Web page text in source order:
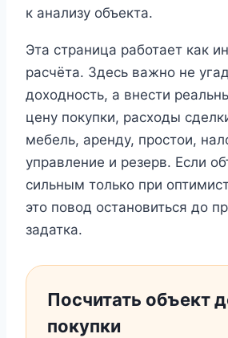
к анализу объекта.
Эта страница работает как
расчёта. Здесь важно не
доходность, а внести
цену покупки, расходы
мебель, аренду, простои,
управление и резерв. Если
сильным только при
это повод остановиться до
задатка.
Посчитать объект
покупки